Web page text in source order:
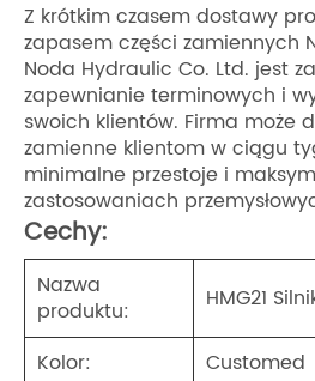
Z krótkim czasem dostawy
zapasem części zamiennych
Noda Hydraulic Co. Ltd. jest
zapewnianie terminowych i
swoich klientów. Firma może
zamienne klientom w ciągu
minimalne przestoje i
zastosowaniach
Cechy:
Nazwa
produktu:
HMG21
Kolor:
Customed